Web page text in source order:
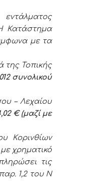
Κατάστημα
με τα
της Τοπικής
συνολικού
– Λεχαίου
€ (μαζί με
Κορινθίων
χρηματικό
τις
1,2 του Ν